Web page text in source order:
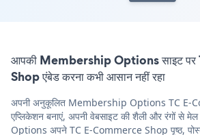
आपकी Membership Options साइट
Shop एंबेड करना कभी आसान नहीं रहा
अपनी अनुकूलित Membership Options TC E-
एप्लिकेशन बनाएं, अपनी वेबसाइट की शैली और रंगों से
Options अपने TC E-Commerce Shop पृष्ठ,